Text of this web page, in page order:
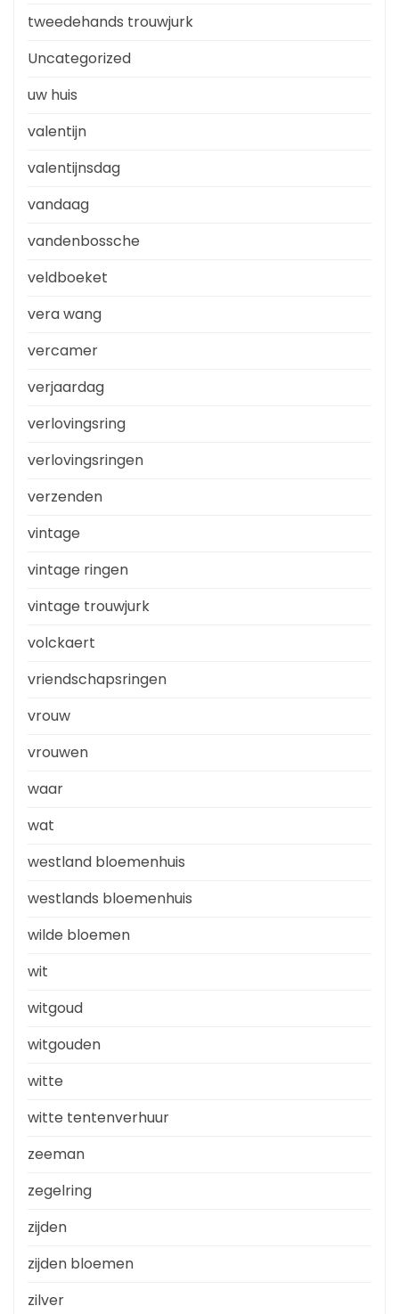
tweedehands trouwjurk
Uncategorized
uw huis
valentijn
valentijnsdag
vandaag
vandenbossche
veldboeket
vera wang
vercamer
verjaardag
verlovingsring
verlovingsringen
verzenden
vintage
vintage ringen
vintage trouwjurk
volckaert
vriendschapsringen
vrouw
vrouwen
waar
wat
westland bloemenhuis
westlands bloemenhuis
wilde bloemen
wit
witgoud
witgouden
witte
witte tentenverhuur
zeeman
zegelring
zijden
zijden bloemen
zilver